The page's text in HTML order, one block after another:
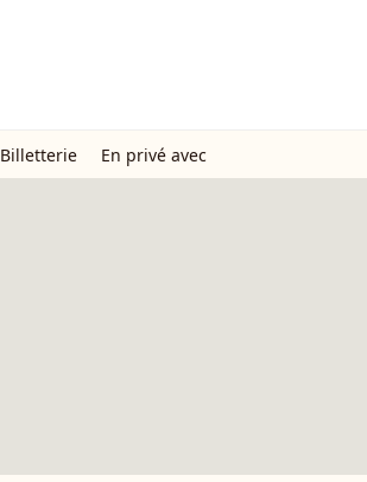
Billetterie En privé avec